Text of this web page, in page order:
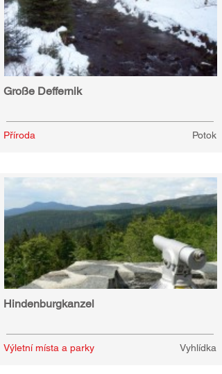
Große Deffernik
Příroda Potok
Hindenburgkanzel
Výletní místa a parky Vyhlídka